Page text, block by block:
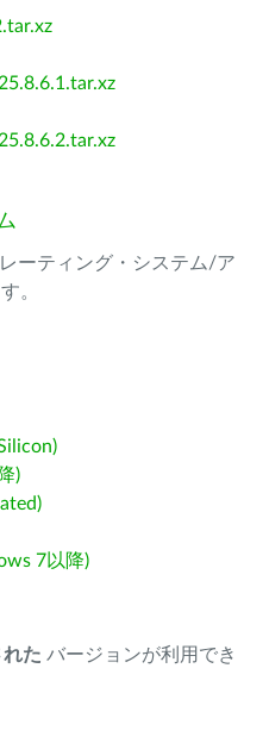
ーティング・システム/ア
。
)
7以降)
れた バージョンが利用でき